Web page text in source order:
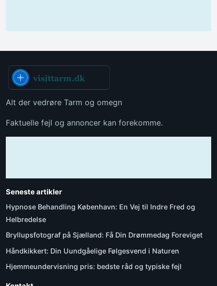
Alt der vedrøre Tarm og omegn
Faktuelle fejl og annoncer kan forekomme.
Seneste artikler
Hypnose Behandling København: En Vej til Indre Fred og
Helbredelse
Bryllupsfotograf på Sjælland: Få Din Drømmedag Foreviget
Håndkikkert: Din Uundgåelige Følgesvend i Naturen
Hjemmeundervisning pris: bedste råd og typiske fejl